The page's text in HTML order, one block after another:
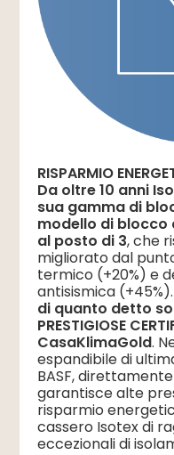
RISPARMIO
Da oltre 10 anni
sua gamma di
modello di blocco
al posto di 3, che
migliorato dal
termico (+20%) e
antisismica (+45%).
di quanto detto
PRESTIGIOSE
CasaKlimaGold.
espandibile di
BASF,
garantisce alte
risparmio
cassero Isotex di
eccezionali di